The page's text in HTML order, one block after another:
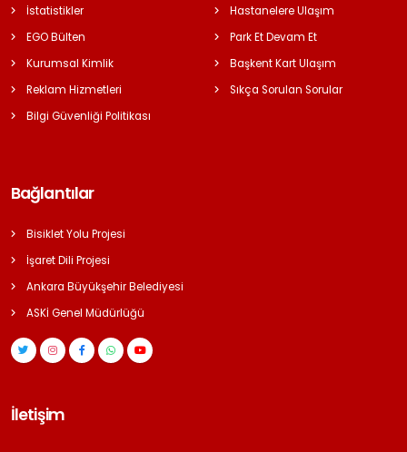
İstatistikler
EGO Bülten
Kurumsal Kimlik
Reklam Hizmetleri
Bilgi Güvenliği Politikası
Hastanelere Ulaşım
Park Et Devam Et
Başkent Kart Ulaşım
Sıkça Sorulan Sorular
Bağlantılar
Bisiklet Yolu Projesi
İşaret Dili Projesi
Ankara Büyükşehir Belediyesi
ASKİ Genel Müdürlüğü
İletişim